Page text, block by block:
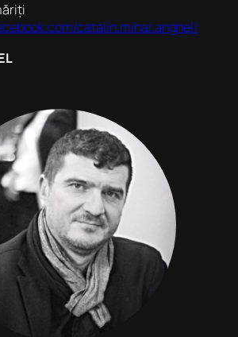
catalin.mihai.anghel/